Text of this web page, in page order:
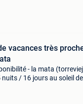
vacances très
- la mata
/ 16 jours au soleil